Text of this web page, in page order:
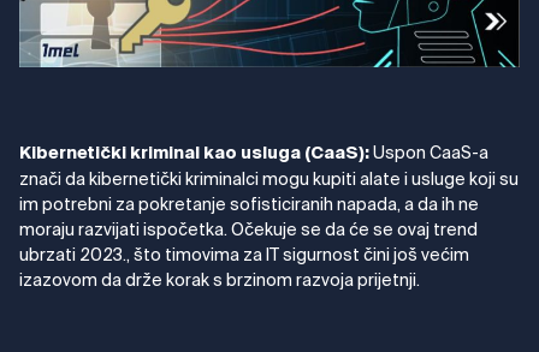
Kibernetički kriminal kao usluga (CaaS): Uspon CaaS-a
znači da kibernetički kriminalci mogu kupiti alate i usluge koji su
im potrebni za pokretanje sofisticiranih napada, a da ih ne
moraju razvijati ispočetka. Očekuje se da će se ovaj trend
ubrzati 2023., što timovima za IT sigurnost čini još većim
izazovom da drže korak s brzinom razvoja prijetnji.